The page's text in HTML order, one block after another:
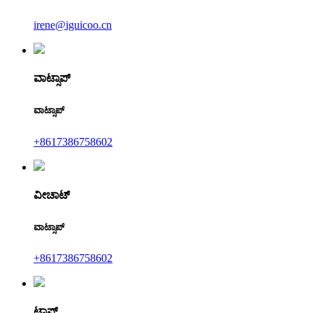
irene@iguicoo.cn
ವಾಟ್ಸಾಪ್
ವಾಟ್ಸಾಪ್
+8617386758602
ವೀಚಾಟ್
ವಾಟ್ಸಾಪ್
+8617386758602